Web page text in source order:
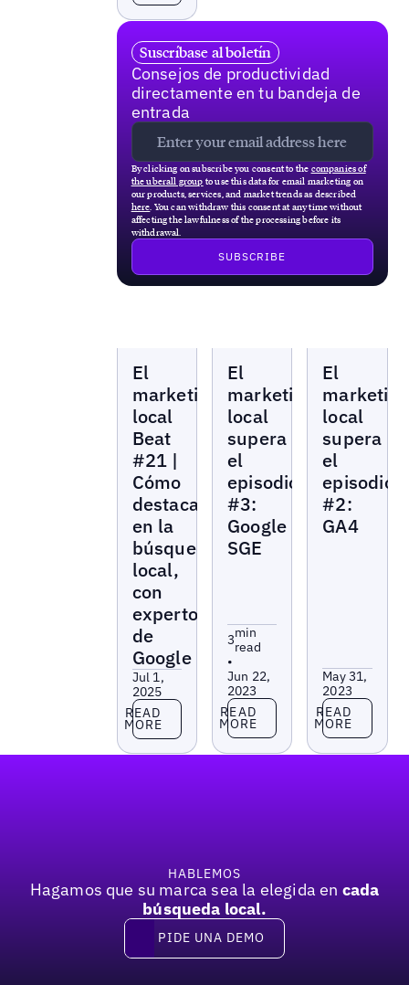
Suscríbase al boletín
Consejos de productividad
directamente en tu bandeja de
entrada
By clicking on subscribe you consent to the companies of
the uberall group to use this data for email marketing on
our products, services, and market trends as described
here . You can withdraw this consent at any time without
affecting the lawfulness of the processing before its
withdrawal.
Marketing
Beat
El
marketing
local
Beat
#21 |
Cómo
destacar
en la
búsqueda
local,
con
expertos
de
Google
Jul 1,
2025
Read more
READ
MORE
Marketing
Beat
El
marketing
local
supera
el
episodio
#3:
Google
SGE
3min
read
•
Jun 22,
2023
Read more
READ
MORE
Marketing
Beat
El
local
supera
el
episodio
#2:
GA4
May 31,
2023
Read more
READ
MORE
HABLEMOS
Hagamos que su marca sea la elegida en cada
búsqueda local.
Pide una demo
PIDE UNA DEMO